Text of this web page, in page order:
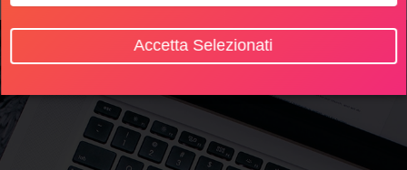
Accetta Selezionati